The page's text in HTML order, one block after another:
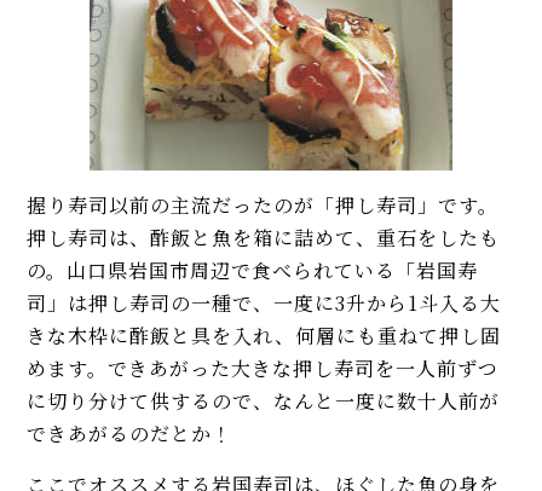
握り寿司以前の主流だったのが「押し寿司」です。
押し寿司は、酢飯と魚を箱に詰めて、重石をしたも
の。山口県岩国市周辺で食べられている「岩国寿
司」は押し寿司の一種で、一度に3升から1斗入る大
きな木枠に酢飯と具を入れ、何層にも重ねて押し固
めます。できあがった大きな押し寿司を一人前ずつ
に切り分けて供するので、なんと一度に数十人前が
できあがるのだとか！
ここでオススメする岩国寿司は、ほぐした魚の身を